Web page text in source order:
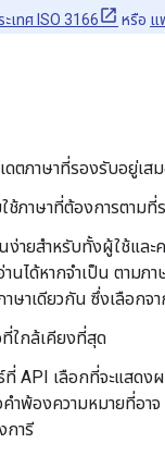
เทศ ISO 3166 หรือ แ
ดตภาษาที่รองรับอยู่เ
ช้ภาษาที่ต้องการตามที่
ง่ายสำหรับทั้งผู้ใช้แล
ได้หากจำเป็น ตามภ
ษาเดียวกัน ซึ่งเลือกจ
ที่ใกล้เคียงที่สุด
API เลือกที่จะแสดง
พ้องความหมายที่อา
การี